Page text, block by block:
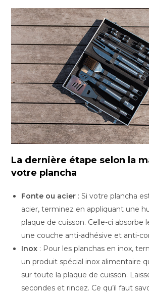
La dernière étape selon la
votre plancha
Fonte ou acier : Si votre plancha
acier, terminez en appliquant une
plaque de cuisson. Celle-ci absorbe
une couche anti-adhésive et anti-
Inox : Pour les planchas en inox,
un produit spécial inox alimentaire
sur toute la plaque de cuisson.
secondes et rincez. Ce qu’il faut